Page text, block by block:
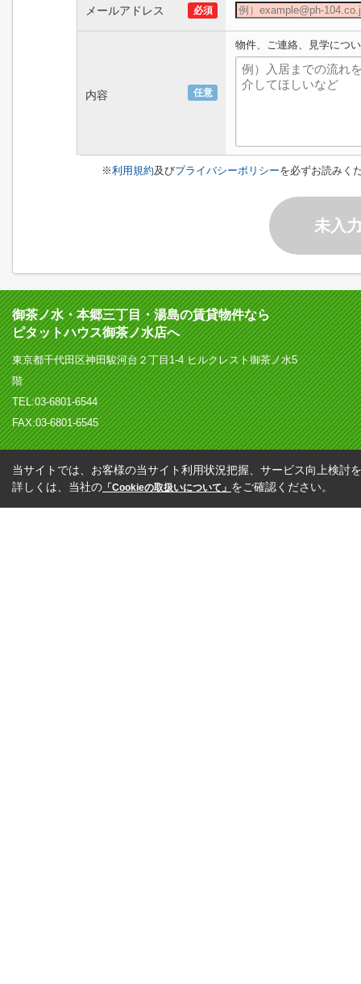
メールアドレス 必須
内容 任意
物件、ご連絡、見学につ
※利用規約及びプライバシーポリシーを必ずお読みく
未入
御茶ノ水・本郷三丁目・湯島の賃貸物件なら
ピタットハウス御茶ノ水店へ
東京都千代田区神田駿河台２丁目1-4 ヒルクレスト御茶ノ水5
階
TEL:03-6801-6544
FAX:03-6801-6545
当サイトでは、お客様の当サイト利用状況把握、サービス向上検討
詳しくは、当社の 「Cookieの取扱いについて」 をご確認ください。